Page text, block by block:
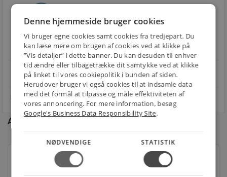
E-MÆRKET
Handle trygt hos
os
local_shipping
BILLIG
FRAGT
Fra 29,00 kr.
restart_alt
RETUR
Nem returnering
star4.1 på Trustpilot 11,691 anmeldelser
Andre kunder købte også
Tecnosystemi R600a (Isobutan), 1 l, 420 g, naturligt
kølemiddel, ODP 0, GWP 3, UN 1969, engangsflaske
Denne hjemmeside bruger cookies
Vi bruger egne cookies samt cookies fra tredjepart. Du
kan læse mere om brugen af cookies ved at klikke på
”Vis detaljer” i dette banner. Du kan desuden til enhver
tid ændre eller tilbagetrække dit samtykke ved at klikke
på linket til vores cookiepolitik i bunden af siden.
Herudover bruger vi også cookies til at indsamle data
med det formål at tilpasse og måle effektiviteten af
vores annoncering. For mere information, besøg
Google's Business Data Responsibility Site.
NØDVENDIGE STATISTIK